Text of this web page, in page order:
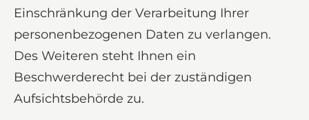
Einschränkung der Verarbeitung Ihrer
personenbezogenen Daten zu verlangen.
Des Weiteren steht Ihnen ein
Beschwerderecht bei der zuständigen
Aufsichtsbehörde zu.